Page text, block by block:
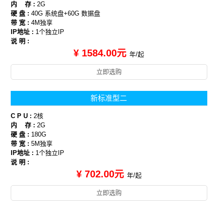
内 存 :2G
硬 盘 :40G 系统盘+60G 数据盘
带 宽 :4M独享
IP地址 : 1个独立IP
说 明 :
¥ 1584.00元年/起
立即选购
新标准型二
C P U : 2核
内 存 : 2G
硬 盘 : 180G
带 宽 :5M独享
IP地址 : 1个独立IP
说 明 :
¥ 702.00元 年/起
立即选购